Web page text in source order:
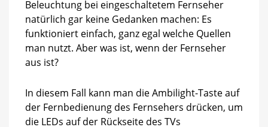
Beleuchtung bei eingeschaltetem Fernseher
natürlich gar keine Gedanken machen: Es
funktioniert einfach, ganz egal welche Quellen
man nutzt. Aber was ist, wenn der Fernseher
aus ist?
In diesem Fall kann man die Ambilight-Taste auf
der Fernbedienung des Fernsehers drücken, um
die LEDs auf der Rückseite des TVs